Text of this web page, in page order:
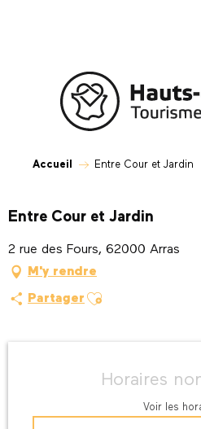
Accueil Entre Cour et Jardin
Entre Cour et Jardin
2 rue des Fours, 62000 Arras
M'y rendre
Partager Ajouter aux favoris
Horaires
Voir les